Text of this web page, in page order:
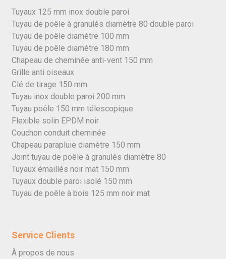
Tuyaux 125 mm inox double paroi
Tuyau de poêle à granulés diamètre 80 double paroi
Tuyau de poêle diamètre 100 mm
Tuyau de poêle diamètre 180 mm
Chapeau de cheminée anti-vent 150 mm
Grille anti oiseaux
Clé de tirage 150 mm
Tuyau inox double paroi 200 mm
Tuyau poêle 150 mm télescopique
Flexible solin EPDM noir
Couchon conduit cheminée
Chapeau parapluie diamètre 150 mm
Joint tuyau de poêle à granulés diamètre 80
Tuyaux émaillés noir mat 150 mm
Tuyaux double paroi isolé 150 mm
Tuyau de poêle à bois 125 mm noir mat
Service Clients
À propos de nous